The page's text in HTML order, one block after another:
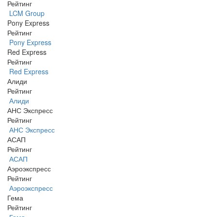
Рейтинг
LCM Group
Pony Express
Рейтинг
Pony Express
Red Express
Рейтинг
Red Express
Алиди
Рейтинг
Алиди
АНС Экспресс
Рейтинг
АНС Экспресс
АСАП
Рейтинг
АСАП
Аэроэкспресс
Рейтинг
Аэроэкспресс
Гема
Рейтинг